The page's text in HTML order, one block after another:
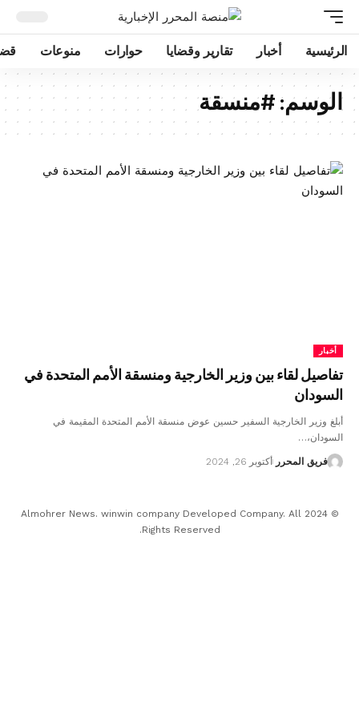
الرئيسية أخبار تقارير وقضايا حوارات منوعات
الوسم: #منسقة
أخبار
تفاصيل لقاء بين وزير الخارجية ومنسقة الأمم المتحدة في
السودان
أبلغ وزير الخارجية السفير حسين عوض منسقة الأمم المتحدة المقيمة في
السودان،…
فريق المحرر أكتوبر 26, 2024
© 2024 Almohrer News. winwin company Developed Company. All
Rights Reserved.